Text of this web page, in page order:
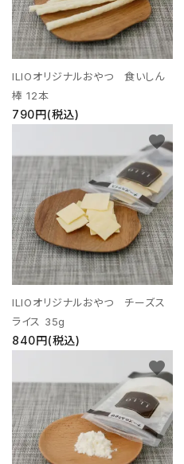
ILIOオリジナルおやつ 食いしん
棒 12本
790円(税込)
ILIOオリジナルおやつ チーズス
ライス 35g
840円(税込)
favorite
favorite